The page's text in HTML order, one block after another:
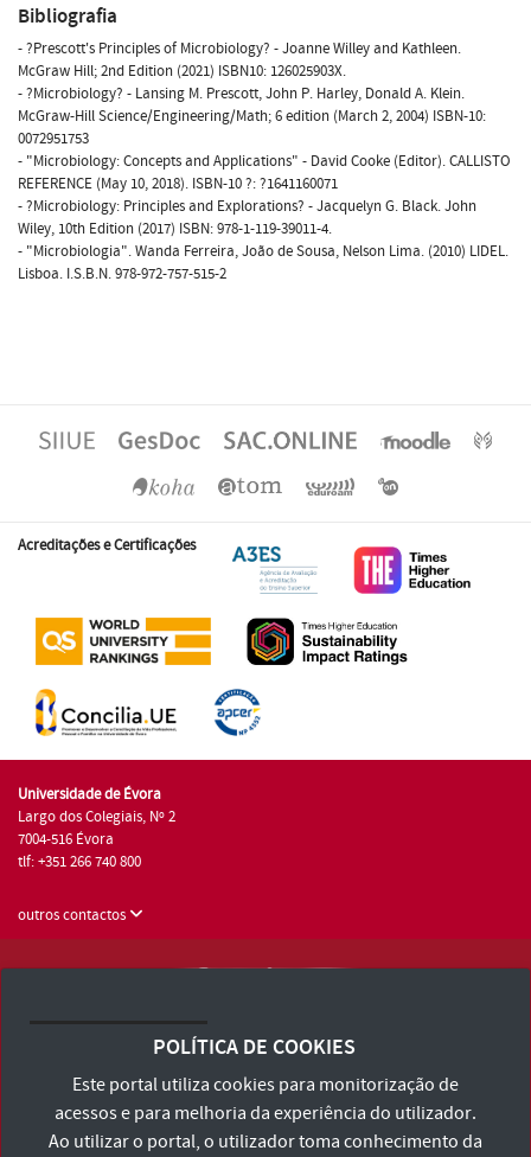
Bibliografia
- ?Prescott's Principles of Microbiology? - Joanne Willey and Kathleen.
McGraw Hill; 2nd Edition (2021) ISBN10: 126025903X.
- ?Microbiology? - Lansing M. Prescott, John P. Harley, Donald A. Klein.
McGraw-Hill Science/Engineering/Math; 6 edition (March 2, 2004) ISBN-10:
0072951753
- "Microbiology: Concepts and Applications" - David Cooke (Editor). CALLISTO
REFERENCE (May 10, 2018). ISBN-10 ?: ?1641160071
- ?Microbiology: Principles and Explorations? - Jacquelyn G. Black. John
Wiley, 10th Edition (2017) ISBN: 978-1-119-39011-4.
- "Microbiologia". Wanda Ferreira, João de Sousa, Nelson Lima. (2010) LIDEL.
Lisboa. I.S.B.N. 978-972-757-515-2
Acreditações e Certificações
Universidade de Évora
Largo dos Colegiais, Nº 2
7004-516 Évora
tlf: +351 266 740 800
outros contactos
Consulte os Termos e Condições e Política de Privacidade
Declaração de Acessibilidade
POLÍTICA DE COOKIES
Este portal utiliza cookies para monitorização de
acessos e para melhoria da experiência do utilizador.
Ao utilizar o portal, o utilizador toma conhecimento da